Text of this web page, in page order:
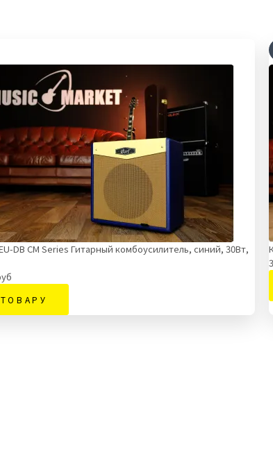
DB CM Series Гитарный комбоусилитель, синий, 30Вт,